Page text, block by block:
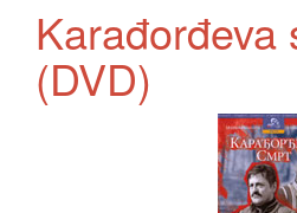
Karađorđeva
(DVD)